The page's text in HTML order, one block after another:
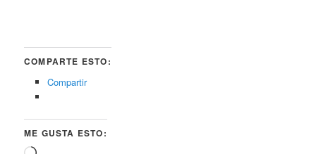
COMPARTE ESTO:
Compartir
ME GUSTA ESTO: